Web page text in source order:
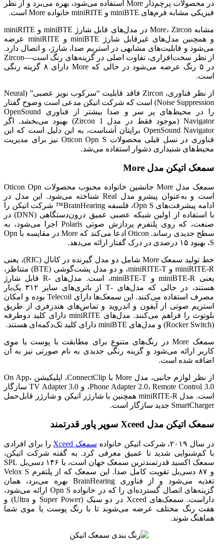
در محصولات پرچم‌دار More استفاده می‌شود، بهره می‌برد و از نظر
فیزیکی مشابه فرم‌های miniBTE و miniRITE خانواده More است.
مشابه More، Zircon در مدل‌های قابل شارژ miniBTE و miniRITE
و همچنین مدل‌های غیرقابل شارژ miniBTE و miniRITE عرضه
می‌شود و قابلیت‌های مشابهی در استریم صدا، شارژ، و اتصال دارد.
از نظر سخت‌افزاری، تفاوت اصلی در گزینه‌های رنگ است—Zircon
در ۵ رنگ عرضه می‌شود در حالی که More دارای ۸ گزینه رنگی
است.
از نظر فناوری، Zircon فاقد قابلیت “سرکوب نویز عصبی” (Neural
Noise Suppression) است که شرکت اتیکن مدعی است وضوح گفتار
را در محیط‌های پر سر و صدا بیشتر از فناوری OpenSound
Navigator (موجود فقط در مدل Zircon 1) بهبود می‌بخشد. اگر
OpenSound Navigator برایتان آشناست، به این دلیل است که این
فناوری در نسل قبلی محصولات Oticon Opn S نیز برای مدیریت
محیط‌های شنیداری دشوار استفاده می‌شد.
سمعک اتیکن مدل More
سمعک مدل More جانشین خانواده محبوب محصولات Oticon Opn
است و به‌عنوان پیشرو مدل Real شناخته می‌شود. این مدل در
ادامه پیشرفت‌های Opn S، فلسفه BrainHearing™ شرکت اتیکن را
با استفاده از اولین شبکه عصبی عمیق درون‌دستگاهی (DNN) در
صنعت، که روی پلتفرم پردازش صوتی Polaris اجرا می‌شود، به
سطح جدیدی رساند. Oticon ادعا می‌کند که More در مقایسه با Opn
S، بهبود ۱۵ درصدی در درک گفتار ارائه می‌دهد.
خط تولید سمعک More شامل دو مدل گیرنده در کانال (RIC)، یعنی
miniRITE-R و miniRITE-T، و دو مدل پشت‌گوشی (BTE) متناظر،
یعنی miniBTE-R و miniBTE-T، است. مدل‌های -R قابل شارژ
هستند، در حالی که مدل‌های -T از باتری‌های سایز ۳۱۲ یک‌بار
مصرف استفاده می‌کنند. این سمعک‌ها دارای Telecoil بوده و امکان
استریم صوتی از آیفون و اندروید و تماس‌های هندزفری از طریق
بلوتوث را فراهم می‌کنند. مدل‌های miniRITE دارای کلید دوطرفه
(Rocker Switch) و مدل‌های miniBTE دارای کلید تک‌دکمه‌ای هستند.
سمعک More در رنگ‌های متنوع برای مطابقت با پوست یا موی
کاربر ارائه می‌شود و گزینه رنگی جدیدی به نام صورتی نیز به آن
اضافه شده است.
از نظر لوازم جانبی، مدل More با ConnectClip، اپلیکیشن On App،
Phone Adapter 2.0، Remote Control 3.0، و TV Adapter 3.0 سازگار
است. مدل miniRITE-R همچنین با شارژر اتیکن و شارژر قابل‌حمل
SmartCharger جدید سازگار است.
سمعک اتیکن مدل Xceed سوپر پاور قدرتمند
در سال ۲۰۱۹، شرکت اتیکن خانواده سمعک‌ Xceed
را برای افرادی
با کم‌شنوایی شدید تا عمیق معرفی کرد. به گفته شرکت اتیکن،
سمعک اکسید قدرتمندترین سمعک جهان است، با ۱۴۶ دسی‌بل SPL
و ۸۷ دسی‌بل تقویت کامل صدا. این سمعک که از پلتفرم Velox S
تغذیه می‌شود و از فناوری BrainHearing بهره می‌برد، همان
گزینه‌های اتصال گسترده‌ای را که در خانواده Opn S ارائه می‌شود،
داراست. سمعک‌های Xceed در دو سبک (Super Power و Ultra) و
هفت رنگ مختلف عرضه می‌شوند تا با رنگ پوست یا موی شما
هماهنگ شوند.